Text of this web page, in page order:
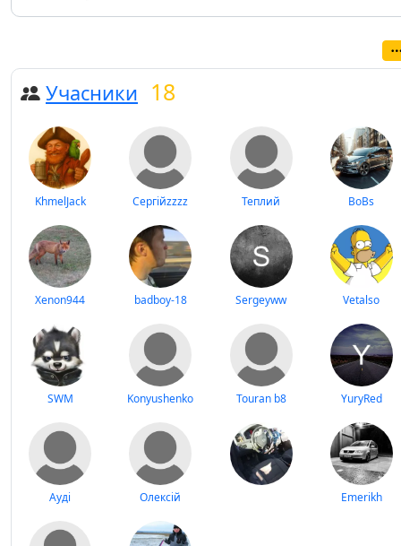
Учасники 18
KhmelJack Сергійzzzz Теплий BoBs
Xenon944 badboy-18 Sergeyww Vetalso
SWM Konyushenko Touran b8 YuryRed
Ауді Олексій Emerikh